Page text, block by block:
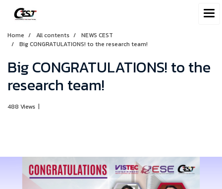
Home All contents
NEWS CEST
Big CONGRATULATIONS! to the research team!
Big CONGRATULATIONS! to the
research team!
488 Views |